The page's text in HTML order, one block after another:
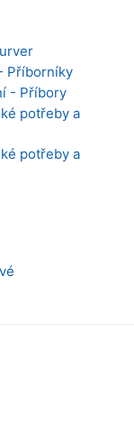
Příborníky
- Příbory
potřeby a
potřeby a